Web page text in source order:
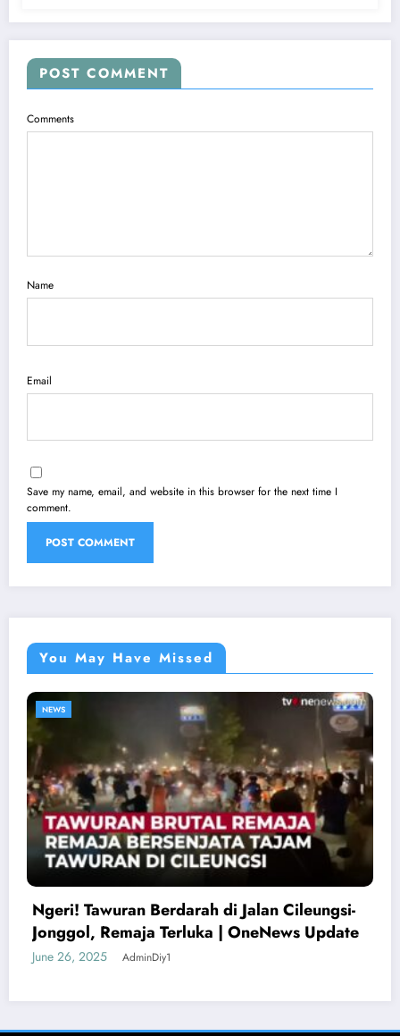
POST COMMENT
Comments
Name
Email
Save my name, email, and website in this browser for the next time I
comment.
You May Have Missed
NEWS
Ngeri! Tawuran Berdarah di Jalan Cileungsi-
Jonggol, Remaja Terluka | OneNews Update
June 26, 2025 AdminDiy1